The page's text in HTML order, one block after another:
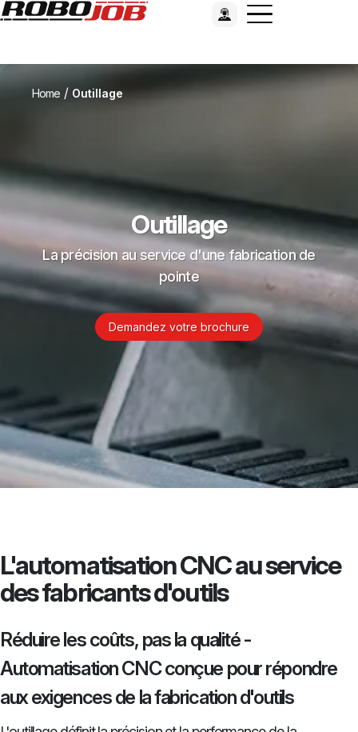
Home / Outillage
Outillage
La précision au service d'une fabrication de
pointe
Demandez votre brochure
L'automatisation CNC au service
des fabricants d'outils
Réduire les coûts, pas la qualité -
Automatisation CNC conçue pour répondre
aux exigences de la fabrication d'outils